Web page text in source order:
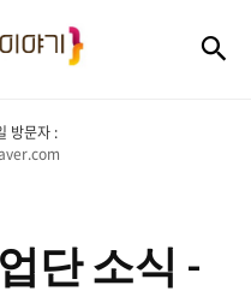
방문자 :
단 소식 -